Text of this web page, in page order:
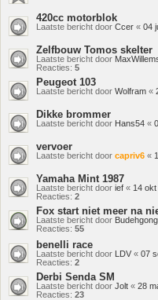
420cc motorblok
Laatste bericht door Ccer « 04
Zelfbouw Tomos skelter
Laatste bericht door
Reacties: 5
Peugeot 103
Laatste bericht door Wolfram «
Dikke brommer
Laatste bericht door Hans54 «
vervoer
Laatste bericht door capriv6 «
Yamaha Mint 1987
Laatste bericht door ief « 14
Reacties: 2
Fox start niet meer na
Laatste bericht door Budehgong
Reacties: 55
benelli race
Laatste bericht door LDV « 07
Reacties: 2
Derbi Senda SM
Laatste bericht door Jolt « 28
Reacties: 23